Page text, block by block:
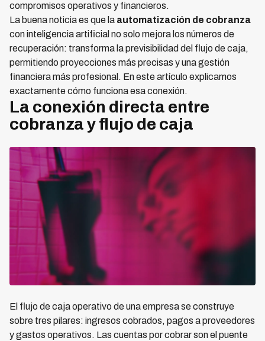
compromisos operativos y financieros.
La buena noticia es que la automatización de cobranza
con inteligencia artificial no solo mejora los números de
recuperación: transforma la previsibilidad del flujo de caja,
permitiendo proyecciones más precisas y una gestión
financiera más profesional. En este artículo explicamos
exactamente cómo funciona esa conexión.
La conexión directa entre
cobranza y flujo de caja
El flujo de caja operativo de una empresa se construye
sobre tres pilares: ingresos cobrados, pagos a proveedores
y gastos operativos. Las cuentas por cobrar son el puente